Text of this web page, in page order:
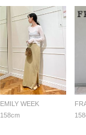
EMILY WEEK
158cm